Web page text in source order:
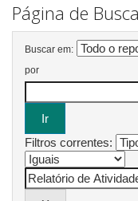
Página de Busca
Buscar em:
por
Filtros correntes: